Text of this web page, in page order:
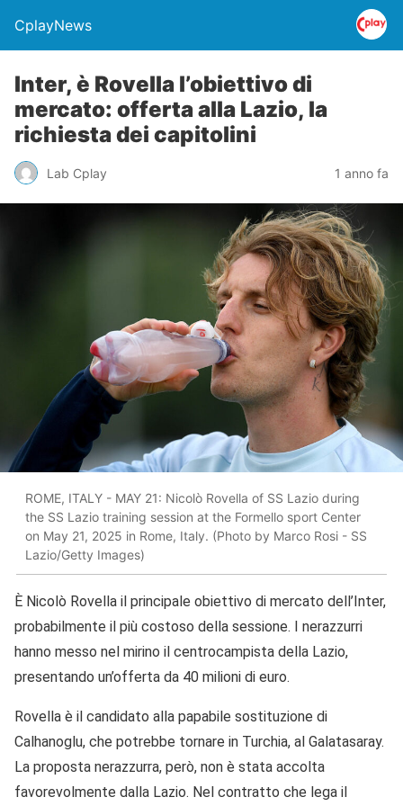
CplayNews
Inter, è Rovella l’obiettivo di
mercato: offerta alla Lazio, la
richiesta dei capitolini
Lab Cplay 1 anno fa
ROME, ITALY - MAY 21: Nicolò Rovella of SS Lazio during
the SS Lazio training session at the Formello sport Center
on May 21, 2025 in Rome, Italy. (Photo by Marco Rosi - SS
Lazio/Getty Images)
È Nicolò Rovella il principale obiettivo di mercato dell’Inter,
probabilmente il più costoso della sessione. I nerazzurri
hanno messo nel mirino il centrocampista della Lazio,
presentando un’offerta da 40 milioni di euro.
Rovella è il candidato alla papabile sostituzione di
Calhanoglu, che potrebbe tornare in Turchia, al Galatasaray.
La proposta nerazzurra, però, non è stata accolta
favorevolmente dalla Lazio. Nel contratto che lega il